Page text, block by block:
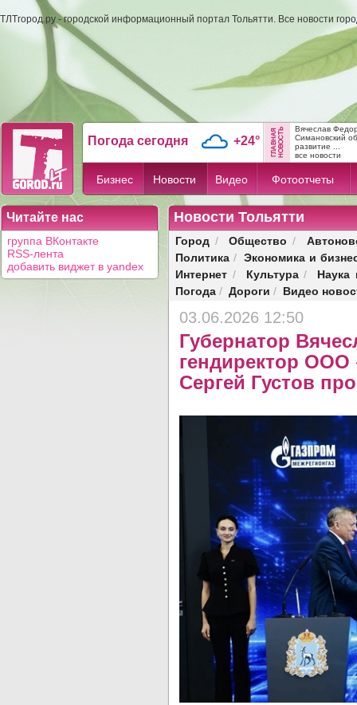
ТЛТгород.ру - городской информационный портал Тольятти. Все новости
Погода сегодня +24°
Вячеслав
Симановский
развитие ...
все новости
Бизнес Новости Видео Фотоотчеты
Читайте нас
группа ВКонтакте
RSS-лента
добавить виджет в yandex
Новости Тольятти
Город / Общество /
Политика / Экономика и
Интернет / Культура/
Наука
Погода / Дороги / Видео
03.06.2026 12:50
Губернатор
гендиректор ООО
Сергей Густов